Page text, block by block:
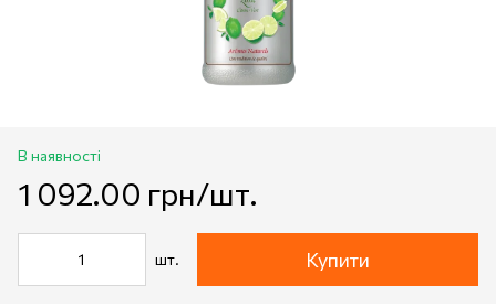
В наявності
1 092.00 грн/шт.
шт. Купити